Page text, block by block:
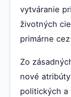
vytváranie
životných
primárne
Zo
nové
politických a